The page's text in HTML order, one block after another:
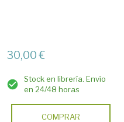
30,00 €
Stock en librería. Envío
en 24/48 horas
COMPRAR